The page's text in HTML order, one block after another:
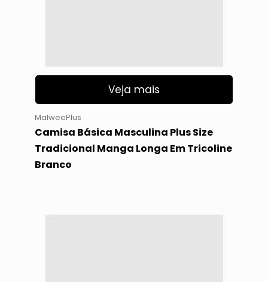
Veja mais
MalweePlus
Camisa Básica Masculina Plus Size
Tradicional Manga Longa Em Tricoline
Branco